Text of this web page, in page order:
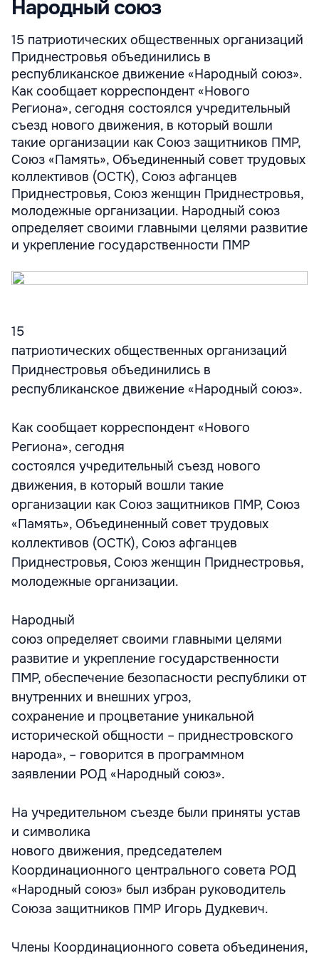
Народный союз
15 патриотических общественных организаций
Приднестровья объединились в
республиканское движение «Народный союз».
Как сообщает корреспондент «Нового
Региона», сегодня состоялся учредительный
съезд нового движения, в который вошли
такие организации как Союз защитников ПМР,
Союз «Память», Объединенный совет трудовых
коллективов (ОСТК), Союз афганцев
Приднестровья, Союз женщин Приднестровья,
молодежные организации. Народный союз
определяет своими главными целями развитие
и укрепление государственности ПМР
15
патриотических общественных организаций
Приднестровья объединились в
республиканское движение «Народный союз».
Как сообщает корреспондент «Нового
Региона», сегодня
состоялся учредительный съезд нового
движения, в который вошли такие
организации как Союз защитников ПМР, Союз
«Память», Объединенный совет трудовых
коллективов (ОСТК), Союз афганцев
Приднестровья, Союз женщин Приднестровья,
молодежные организации.
Народный
союз определяет своими главными целями
развитие и укрепление государственности
ПМР, обеспечение безопасности республики от
внутренних и внешних угроз,
сохранение и процветание уникальной
исторической общности – приднестровского
народа», – говорится в программном
заявлении РОД «Народный союз».
На учредительном съезде были приняты устав
и символика
нового движения, председателем
Координационного центрального совета РОД
«Народный союз» был избран руководитель
Союза защитников ПМР Игорь Дудкевич.
Члены Координационного совета объединения,